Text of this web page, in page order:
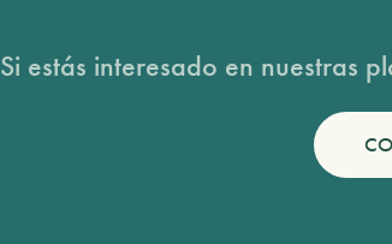
Si estás interesado en nuestras